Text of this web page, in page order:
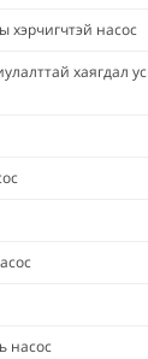
хэрчигчтэй насос
хаягдал ус
насос